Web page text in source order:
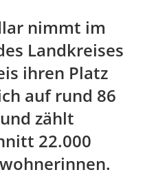
nimmt im
Landkreises
ihren Platz
auf rund 86
zählt
22.000